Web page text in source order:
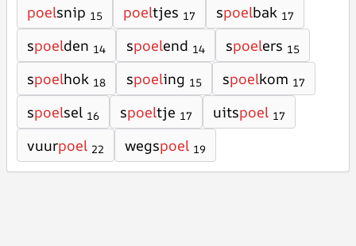
poelsnip 15 poeltjes 17 spoelbak 17
spoelden 14 spoelend 14 spoelers 15
spoelhok 18 spoeling 15 spoelkom 17
spoelsel 16 spoeltje 17 uitspoel 17
vuurpoel 22 wegspoel 19